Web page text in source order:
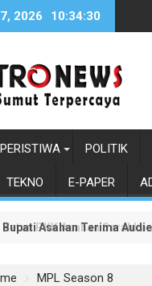
2026 10:34:31
PERISTIWA POLITIK
TEKNO E-PAPER
Bupati Asahan Terima
Ketua PKK Asahan
MPL Season 8